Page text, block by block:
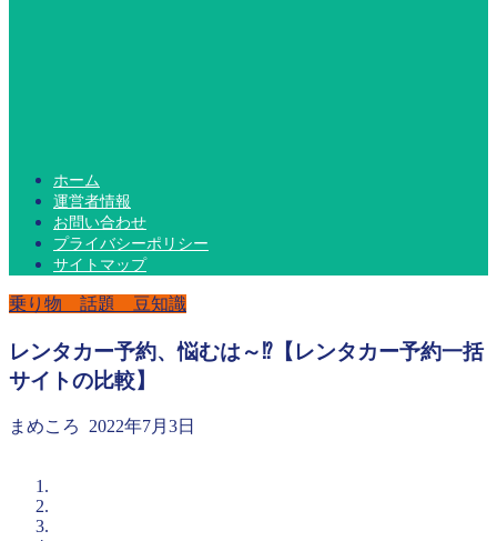
ホーム
運営者情報
お問い合わせ
プライバシーポリシー
サイトマップ
乗り物 話題 豆知識
レンタカー予約、悩むは～⁉【レンタカー予約一括
サイトの比較】
まめころ 2022年7月3日